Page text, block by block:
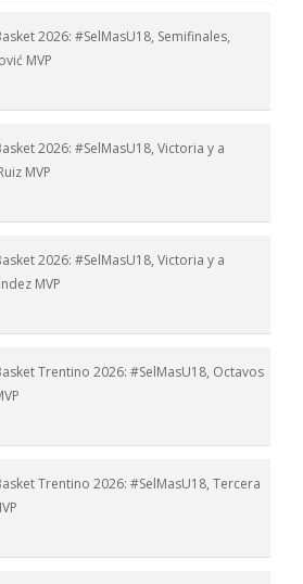
2026: #SelMasU18, Semifinales,
MVP
2026: #SelMasU18, Victoria y a
MVP
2026: #SelMasU18, Victoria y a
MVP
Trentino 2026: #SelMasU18, Octavos
Trentino 2026: #SelMasU18, Tercera